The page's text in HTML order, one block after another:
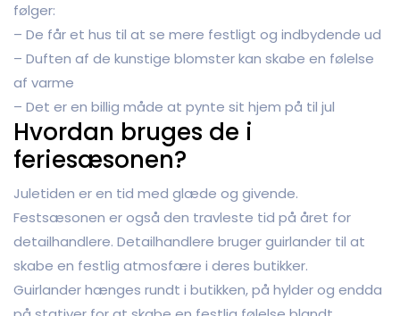
følger:
– De får et hus til at se mere festligt og indbydende ud
– Duften af de kunstige blomster kan skabe en følelse
af varme
– Det er en billig måde at pynte sit hjem på til jul
Hvordan bruges de i
feriesæsonen?
Juletiden er en tid med glæde og givende.
Festsæsonen er også den travleste tid på året for
detailhandlere. Detailhandlere bruger guirlander til at
skabe en festlig atmosfære i deres butikker.
Guirlander hænges rundt i butikken, på hylder og endda